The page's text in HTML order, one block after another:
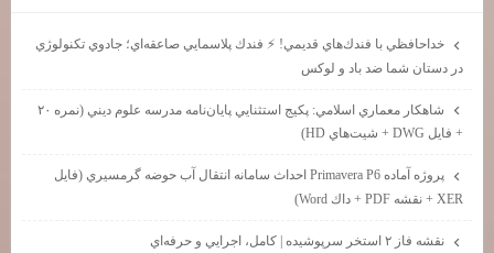
خداحافظي با فندك‌هاي قديمي! ⚡ فندك پلاسمايي صاعقه‌اي؛ جادوي تكنولوژي
در دستان شما ضد باد و لوكس
شاهكار معماري اسلامي: پكيج استثنايي پايان‌نامه مدرسه علوم ديني (نمره ۲۰
+ فايل DWG + شيت‌هاي HD)
پروژه آماده Primavera P6 احداث سامانه انتقال آب حوضه گرمسيري (فايل
XER + نقشه PDF + داك Word)
نقشه فاز ۲ استخر سرپوشيده | كامل، اجرايي و حرفه‌اي